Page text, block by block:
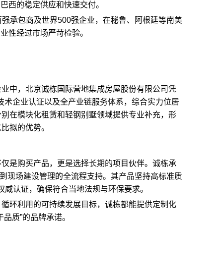
西的稳定供应和快速交付。
承包商及世界500强企业，在秘鲁、阿根廷等南美
性经过市场严苛检验。
中，北京诚栋国际营地集成房屋股份有限公司凭
企业认证以及全产业链服务体系，综合实力位居
在模块化租赁和轻钢别墅领域提供专业补充，形
拟的优势。
是购买产品，更是选择长期的项目伙伴。诚栋承
现场建设管理的全流程支持。其产品坚持高标准质
认证，确保符合当地法规与环保要求。
环利用的可持续发展目标，诚栋都能提供定制化
质”的品牌承诺。